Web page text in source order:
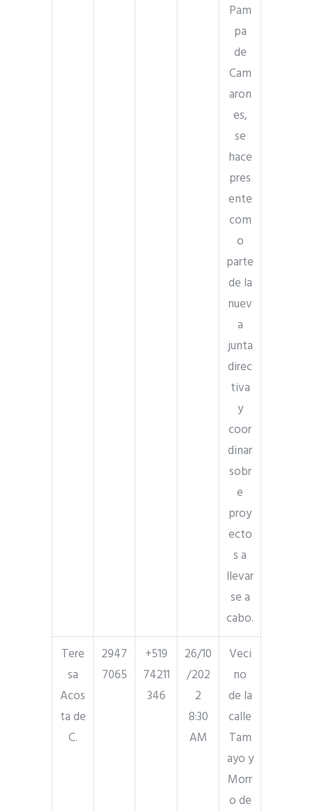
Pam
pa
de
Cam
aron
es,
se
hace
pres
ente
com
o
parte
de la
nuev
a
junta
direc
tiva
y
coor
dinar
sobr
e
proy
ecto
s a
llevar
se a
cabo.
Tere
sa
Acos
ta de
C.
2947
7065
+519
74211
346
26/10
/202
2
8:30
AM
Veci
no
de la
calle
Tam
ayo y
Morr
o de